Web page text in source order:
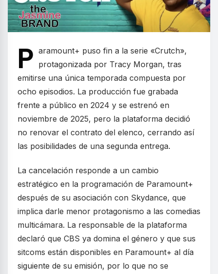
P aramount+ puso fin a la serie «Crutch»,
protagonizada por Tracy Morgan, tras
emitirse una única temporada compuesta por
ocho episodios. La producción fue grabada
frente a público en 2024 y se estrenó en
noviembre de 2025, pero la plataforma decidió
no renovar el contrato del elenco, cerrando así
las posibilidades de una segunda entrega.
La cancelación responde a un cambio
estratégico en la programación de Paramount+
después de su asociación con Skydance, que
implica darle menor protagonismo a las comedias
multicámara. La responsable de la plataforma
declaró que CBS ya domina el género y que sus
sitcoms están disponibles en Paramount+ al día
siguiente de su emisión, por lo que no se